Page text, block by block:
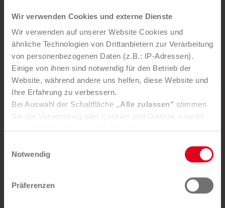
Wir verwenden Cookies und externe Dienste
Wir verwenden auf unserer Website Cookies und
ähnliche Technologien von Drittanbietern zur Verarbeitung
von personenbezogenen Daten (z.B.: IP-Adressen).
Einige von ihnen sind notwendig für den Betrieb der
Website, während andere uns helfen, diese Website und
Ihre Erfahrung zu verbessern.
Bei Auswahl der Schaltfläche „Alle zulassen" stimmen
Sie der Verwendung aller Cookies und Dienste, sowohl
selbst zu entscheiden, welche Cookies-Setzung Sie
Selbstverständlich können Sie über Consent Button in
der linken unteren Ecke die gesetzte Zustimmung
Notwendig
Präferenzen
stoffliches Recycling und damit Schließen des
Kreislaufes
Erhalt einer Verwertungsbestätigung
Sie möchten diesen Service nutzen?